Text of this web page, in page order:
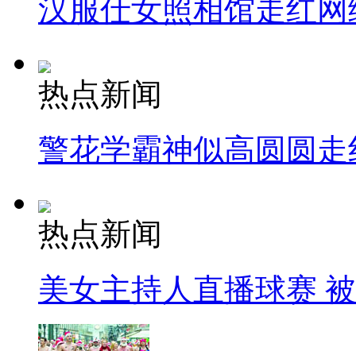
汉服仕女照相馆走红网
热点新闻
警花学霸神似高圆圆走
热点新闻
美女主持人直播球赛